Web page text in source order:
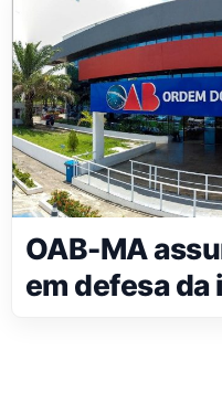
OAB-MA
em defesa da